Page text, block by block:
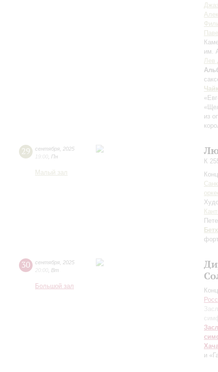
им.
Лев
из
29 сентября 2025
19:00 Пн
Малый зал
К
30 сентября 2025
20:00 Вт
Большой зал
и